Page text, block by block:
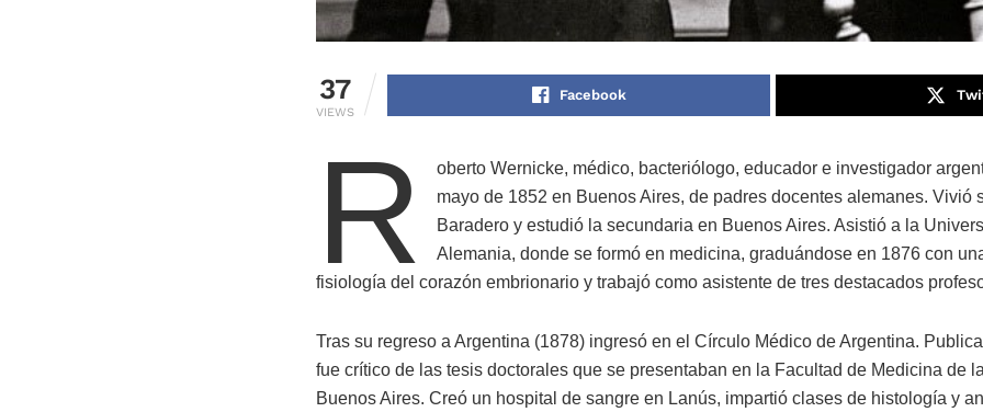
37
VIEWS
Facebook
R
oberto Wernicke, médico, bacteriólogo, educador e investigador
mayo de 1852 en Buenos Aires, de padres docentes alemanes. Vivió
Baradero y estudió la secundaria en Buenos Aires. Asistió a la
Alemania, donde se formó en medicina, graduándose en 1876 con
fisiología del corazón embrionario y trabajó como asistente de tres destacados
Tras su regreso a Argentina (1878) ingresó en el Círculo Médico de Argentina.
fue crítico de las tesis doctorales que se presentaban en la Facultad de Medicina de
Buenos Aires. Creó un hospital de sangre en Lanús, impartió clases de histología y